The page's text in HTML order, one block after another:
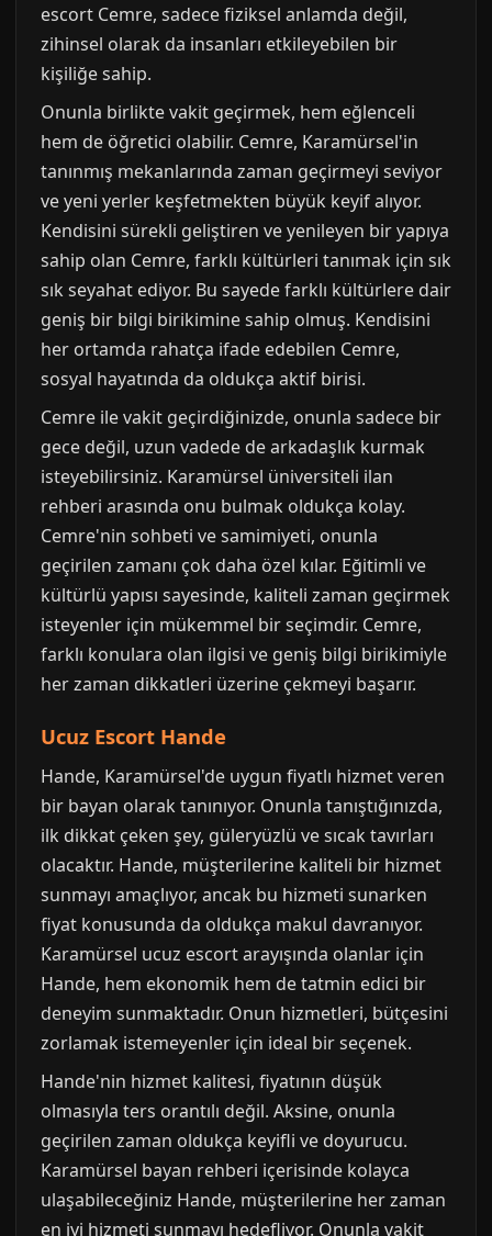
escort Cemre, sadece fiziksel anlamda değil,
zihinsel olarak da insanları etkileyebilen bir
kişiliğe sahip.
Onunla birlikte vakit geçirmek, hem eğlenceli
hem de öğretici olabilir. Cemre, Karamürsel'in
tanınmış mekanlarında zaman geçirmeyi seviyor
ve yeni yerler keşfetmekten büyük keyif alıyor.
Kendisini sürekli geliştiren ve yenileyen bir yapıya
sahip olan Cemre, farklı kültürleri tanımak için sık
sık seyahat ediyor. Bu sayede farklı kültürlere dair
geniş bir bilgi birikimine sahip olmuş. Kendisini
her ortamda rahatça ifade edebilen Cemre,
sosyal hayatında da oldukça aktif birisi.
Cemre ile vakit geçirdiğinizde, onunla sadece bir
gece değil, uzun vadede de arkadaşlık kurmak
isteyebilirsiniz. Karamürsel üniversiteli ilan
rehberi arasında onu bulmak oldukça kolay.
Cemre'nin sohbeti ve samimiyeti, onunla
geçirilen zamanı çok daha özel kılar. Eğitimli ve
kültürlü yapısı sayesinde, kaliteli zaman geçirmek
isteyenler için mükemmel bir seçimdir. Cemre,
farklı konulara olan ilgisi ve geniş bilgi birikimiyle
her zaman dikkatleri üzerine çekmeyi başarır.
Ucuz Escort Hande
Hande, Karamürsel'de uygun fiyatlı hizmet veren
bir bayan olarak tanınıyor. Onunla tanıştığınızda,
ilk dikkat çeken şey, güleryüzlü ve sıcak tavırları
olacaktır. Hande, müşterilerine kaliteli bir hizmet
sunmayı amaçlıyor, ancak bu hizmeti sunarken
fiyat konusunda da oldukça makul davranıyor.
Karamürsel ucuz escort arayışında olanlar için
Hande, hem ekonomik hem de tatmin edici bir
deneyim sunmaktadır. Onun hizmetleri, bütçesini
zorlamak istemeyenler için ideal bir seçenek.
Hande'nin hizmet kalitesi, fiyatının düşük
olmasıyla ters orantılı değil. Aksine, onunla
geçirilen zaman oldukça keyifli ve doyurucu.
Karamürsel bayan rehberi içerisinde kolayca
ulaşabileceğiniz Hande, müşterilerine her zaman
en iyi hizmeti sunmayı hedefliyor. Onunla vakit